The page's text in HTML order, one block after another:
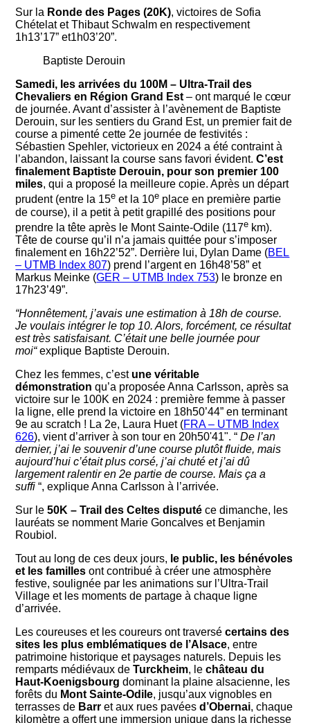
Sur la Ronde des Pages (20K), victoires de Sofia
Chételat et Thibaut Schwalm en respectivement
1h13’17” et1h03’20”.
Baptiste Derouin
Samedi, les arrivées du 100M – Ultra-Trail des
Chevaliers en Région Grand Est – ont marqué le cœur
de journée. Avant d’assister à l’avènement de Baptiste
Derouin, sur les sentiers du Grand Est, un premier fait de
course a pimenté cette 2e journée de festivités :
Sébastien Spehler, victorieux en 2024 a été contraint à
l’abandon, laissant la course sans favori évident.C’est
finalement Baptiste Derouin, pour son premier 100
miles, qui a proposé la meilleure copie. Après un départ
prudent (entre la 15e et la 10e place en première partie
de course), il a petit à petit grapillé des positions pour
prendre la tête après le Mont Sainte-Odile (117e km).
Tête de course qu’il n’a jamais quittée pour s’imposer
finalement en 16h22’52”. Derrière lui, Dylan Dame (BEL
– UTMB Index 807) prend l’argent en 16h48’58” et
Markus Meinke (GER – UTMB Index 753) le bronze en
17h23’49”.
“Honnêtement, j’avais une estimation à 18h de course.
Je voulais intégrer le top 10. Alors, forcément, ce résultat
est très satisfaisant. C’était une belle journée pour
moi“explique Baptiste Derouin.
Chez les femmes, c’est une véritable
démonstrationqu’a proposée Anna Carlsson, après sa
victoire sur le 100K en 2024 : première femme à passer
la ligne, elle prend la victoire en 18h50’44” en terminant
9e au scratch ! La 2e, Laura Huet (FRA – UTMB Index
626), vient d’arriver à son tour en 20h50'41". “De l’an
dernier, j’ai le souvenir d’une course plutôt fluide, mais
aujourd’hui c’était plus corsé, j’ai chuté et j’ai dû
largement ralentir en 2e partie de course. Mais ça a
suffi “, explique Anna Carlsson à l’arrivée.
Sur le50K – Trail des Celtes disputéce dimanche, les
lauréats se nomment Marie Goncalves et Benjamin
Roubiol.
Tout au long de ces deux jours, le public, les bénévoles
et les familles ont contribué à créer une atmosphère
festive, soulignée par les animations sur l’Ultra-Trail
Village et les moments de partage à chaque ligne
d’arrivée.
Les coureuses et les coureurs ont traversécertains des
sites les plus emblématiques de l’Alsace, entre
patrimoine historique et paysages naturels. Depuis les
remparts médiévaux deTurckheim, lechâteau du
Haut-Koenigsbourgdominant la plaine alsacienne, les
forêts du Mont Sainte-Odile, jusqu’aux vignobles en
terrasses de Barret aux rues pavéesd’Obernai, chaque
kilomètre a offert une immersion unique dans la richesse